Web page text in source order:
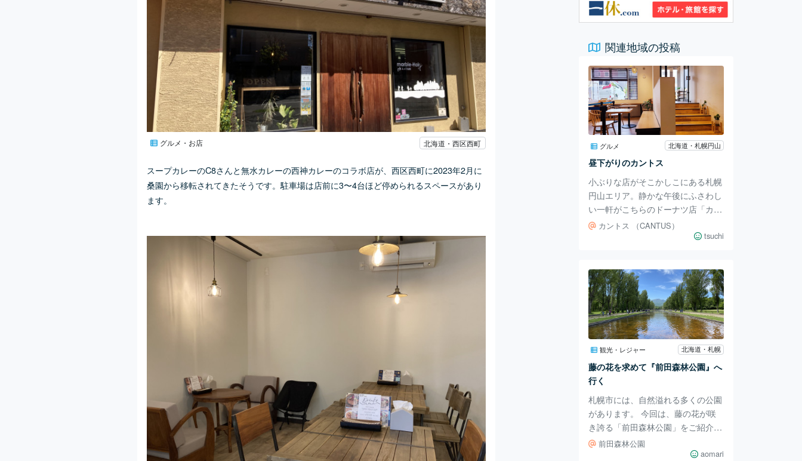
グルメ・お店 北海道・西区西町
スープカレーのC8さんと無水カレーの西神カレーのコラボ店が、西区西町に2023年2月に
桑園から移転されてきたそうです。駐車場は店前に3〜4台ほど停められるスペースがあり
ます。
関連地域の投稿
グルメ 北海道・札幌円山
昼下がりのカントス
小ぶりな店がそこかしこにある札幌
円山エリア。静かな午後にふさわし
い一軒がこちらのドーナツ店「カン
トス」。2019年のオープン当初は
行列が外まで延びるほどでした。今
ト打ちっぱなしビルの1階にありま
す。 日・月休みの12:00～17:00と
攻めない営業時間が素敵。 エント
ランスから半フロア下がる感じにワ
クドキ。 上から見るとこんな感じ
です。 すごく良い「気」が店内に
あふれています。 テイクアウト・
イートインどちらも可能。 お席は
窓側のカ
カントス （CANTUS）
tsuchi
観光・レジャー 北海道・札幌
藤の花を求めて『前田森林公園』へ
行く
札幌市には、自然溢れる多くの公園
があります。 今回は、藤の花が咲
き誇る「前田森林公園」をご紹介し
ます。 公園の駐車場から、藤の花
が見える広場へ向かいます。 途
前田森林公園
aomari